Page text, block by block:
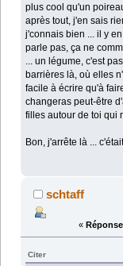
plus cool qu'un
après tout, j'en sais
j'connais bien ... il y
parle pas, ça ne
... un légume, c'est
barrières là, où elles
facile à écrire qu'à
changeras peut-être
filles autour de toi qui
Bon, j'arrête là ...
schtaff
«
Citer